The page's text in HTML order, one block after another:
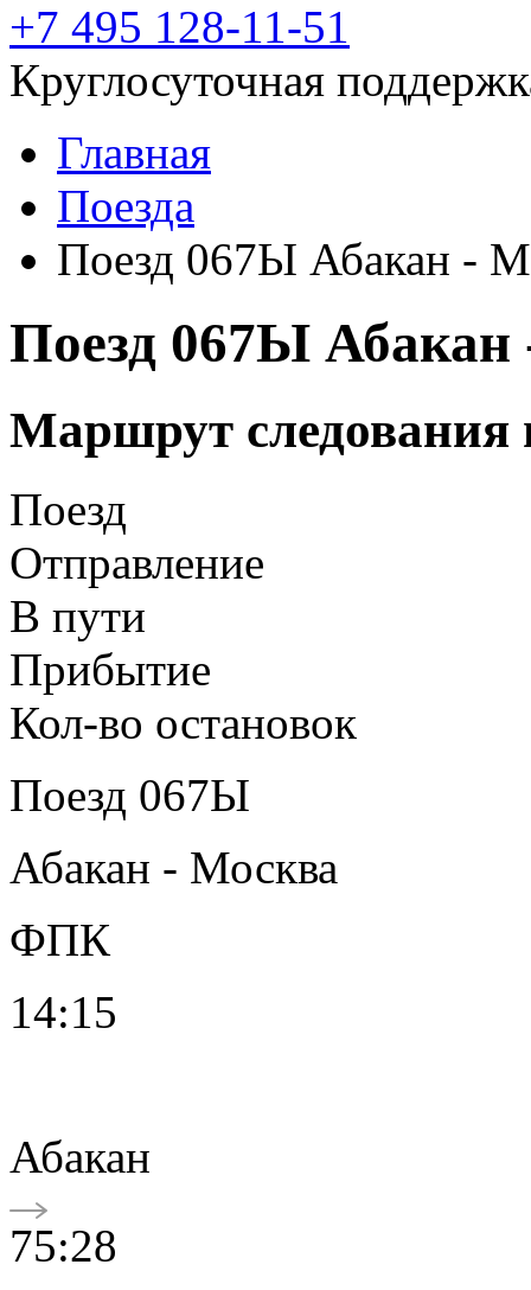
+7 495 128-11-51
Круглосуточная
Главная
Поезда
Поезд 067Ы Абакан -
Поезд 067Ы Абакан
Маршрут следования
Поезд
Отправление
В пути
Прибытие
Кол-во остановок
Поезд 067Ы
Абакан - Москва
ФПК
14:15
Абакан
75:28